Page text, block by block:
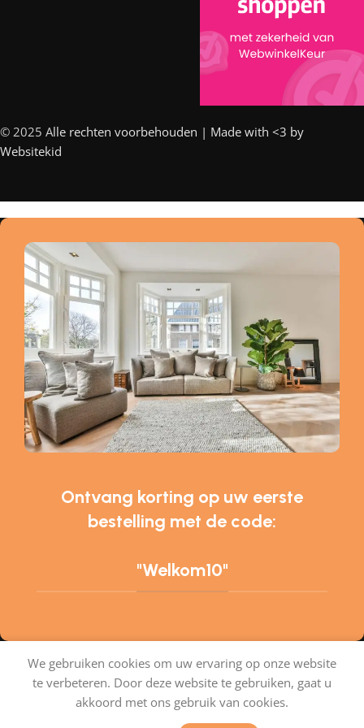
© 2025 Alle rechten voorbehouden | Made with <3 by
Websitekid
Ontvang korting op uw eerste
bestelling met de code:
"Welkom10"
We gebruiken cookies om uw ervaring op onze website
te verbeteren. Door deze website te gebruiken, gaat u
akkoord met ons gebruik van cookies.
Tapijtenshop.com